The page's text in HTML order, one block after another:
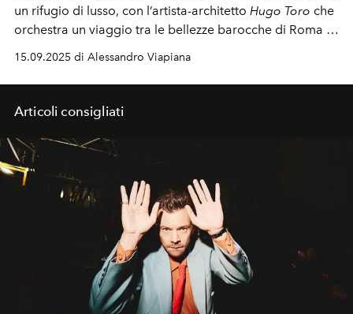
un rifugio di lusso, con l’artista-architetto Hugo Toro che
orchestra un viaggio tra le bellezze barocche di Roma e
apre il primo ristorante
Rigolatto in Italia.
15.09.2025 di Alessandro Viapiana
Articoli consigliati